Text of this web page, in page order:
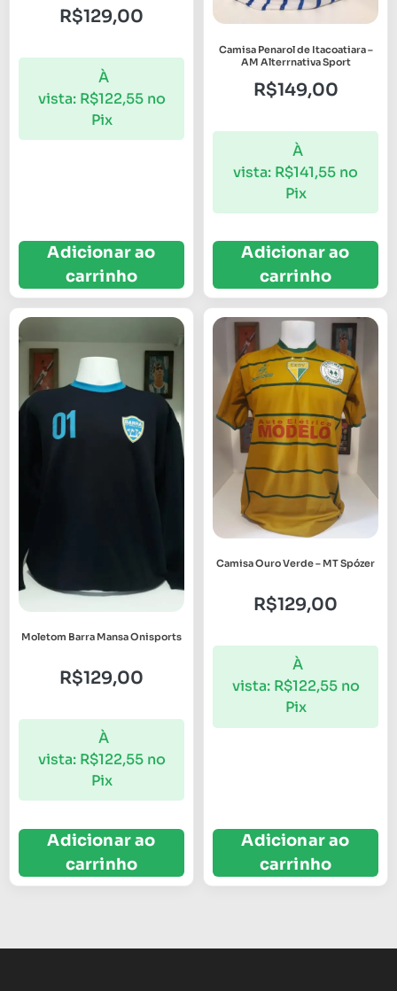
R$129,00
À
vista: R$122,55 no
Pix
Adicionar ao
carrinho
Camisa Penarol de Itacoatiara –
AM Alterrnativa Sport
R$149,00
À
vista: R$141,55 no
Pix
Adicionar ao
carrinho
Moletom Barra Mansa Onisports
R$129,00
À
vista: R$122,55 no
Pix
Adicionar ao
carrinho
Camisa Ouro Verde – MT Spózer
R$129,00
À
vista: R$122,55 no
Pix
Adicionar ao
carrinho